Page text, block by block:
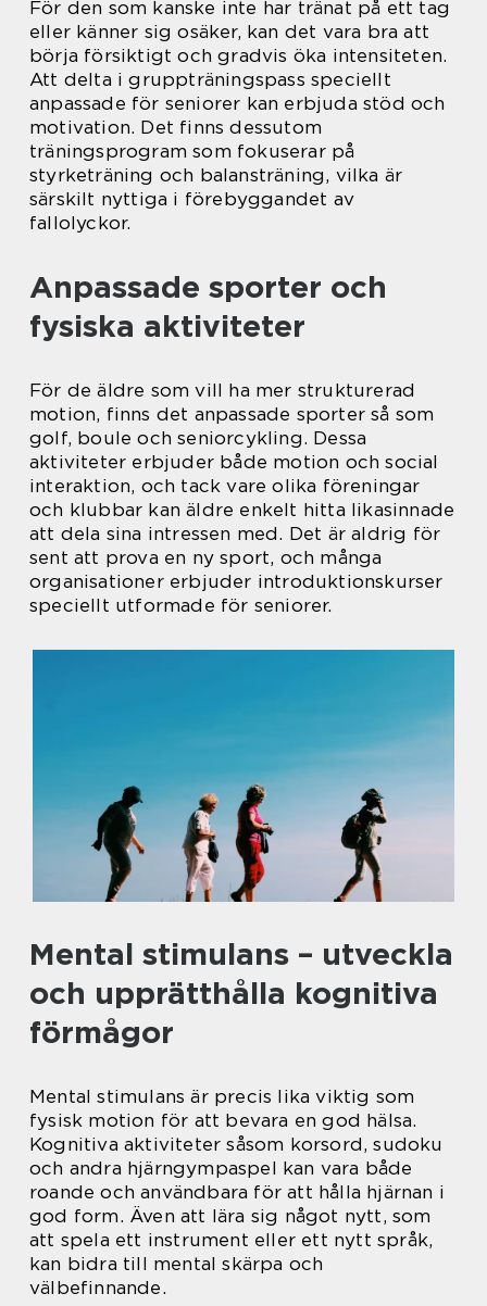
För den som kanske inte har tränat på ett tag
eller känner sig osäker, kan det vara bra att
börja försiktigt och gradvis öka intensiteten.
Att delta i gruppträningspass speciellt
anpassade för seniorer kan erbjuda stöd och
motivation. Det finns dessutom
träningsprogram som fokuserar på
styrketräning och balansträning, vilka är
särskilt nyttiga i förebyggandet av
fallolyckor.
Anpassade sporter och
fysiska aktiviteter
För de äldre som vill ha mer strukturerad
motion, finns det anpassade sporter så som
golf, boule och seniorcykling. Dessa
aktiviteter erbjuder både motion och social
interaktion, och tack vare olika föreningar
och klubbar kan äldre enkelt hitta likasinnade
att dela sina intressen med. Det är aldrig för
sent att prova en ny sport, och många
organisationer erbjuder introduktionskurser
speciellt utformade för seniorer.
Mental stimulans – utveckla
och upprätthålla kognitiva
förmågor
Mental stimulans är precis lika viktig som
fysisk motion för att bevara en god hälsa.
Kognitiva aktiviteter såsom korsord, sudoku
och andra hjärngympaspel kan vara både
roande och användbara för att hålla hjärnan i
god form. Även att lära sig något nytt, som
att spela ett instrument eller ett nytt språk,
kan bidra till mental skärpa och
välbefinnande.